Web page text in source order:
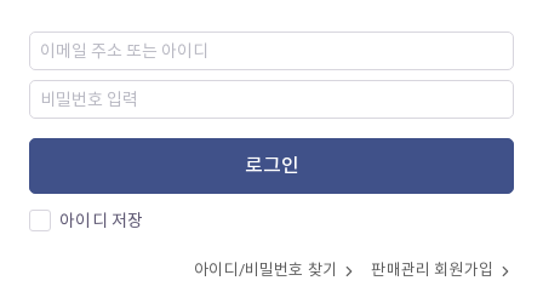
로그인
아이디 저장
아이디/비밀번호 찾기 판매관리 회원가입